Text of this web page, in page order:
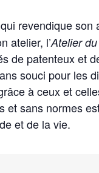
revendique
atelier, l’Atelier
de patenteux et
souci pour les
à ceux et
et sans normes
et de la vie.